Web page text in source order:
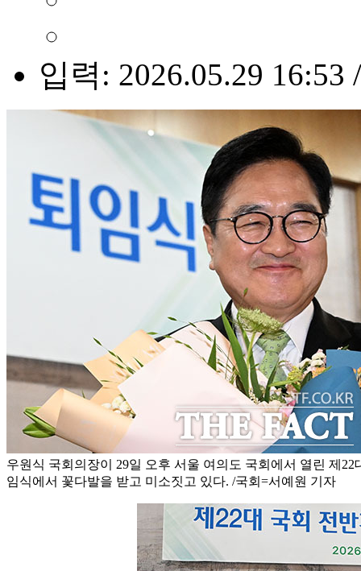
입력: 2026.05.29 16:53
우원식 국회의장이 29일 오후 서울 여의도 국회에서 열린 제
임식에서 꽃다발을 받고 미소짓고 있다. /국회=서예원 기자